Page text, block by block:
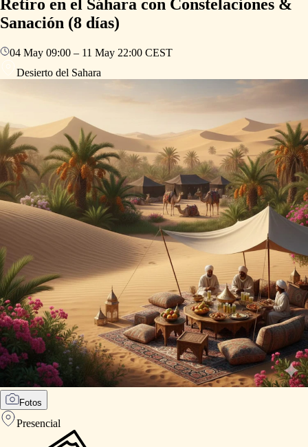
Retiro en el Sáhara con Constelaciones &
Sanación (8 días)
04 May 09:00 – 11 May 22:00 CEST
Desierto del Sahara
Fotos
Presencial